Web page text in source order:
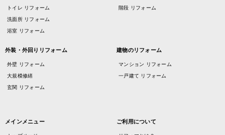
トイレ リフォーム
洗面所 リフォーム
浴室 リフォーム
階段 リフォーム
外装・外回りリフォーム
外壁 リフォーム
大規模修繕
玄関 リフォーム
建物のリフォーム
マンション リフォーム
一戸建て リフォーム
メインメニュー ご利用について